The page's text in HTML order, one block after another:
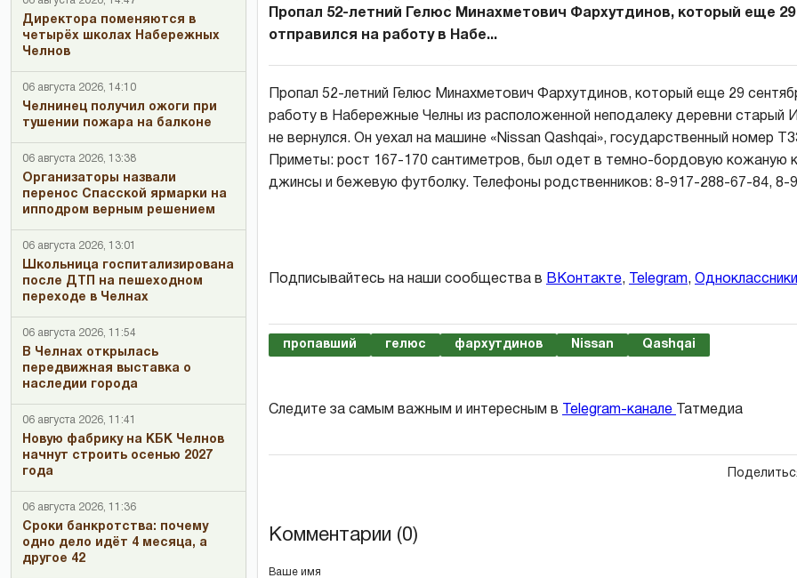
Директора поменяются в
четырёх школах Набережных
Челнов
06 августа 2026, 14:10
Челнинец получил ожоги при
тушении пожара на балконе
06 августа 2026, 13:38
Организаторы назвали
перенос Спасской ярмарки на
ипподром верным решением
06 августа 2026, 13:01
Школьница госпитализирована
после ДТП на пешеходном
переходе в Челнах
06 августа 2026, 11:54
В Челнах открылась
передвижная выставка о
наследии города
06 августа 2026, 11:41
Новую фабрику на КБК Челнов
начнут строить осенью 2027
года
06 августа 2026, 11:36
Сроки банкротства: почему
одно дело идёт 4 месяца, а
другое 42
Пропал 52-летний Гелюс Минахметович Фархутдинов, который еще
отправился на работу в Набе...
Пропал 52-летний Гелюс Минахметович Фархутдинов, который еще 29
работу в Набережные Челны из расположенной неподалеку деревни старый
не вернулся. Он уехал на машине «Nissan Qashqai», государственный номер
Приметы: рост 167-170 сантиметров, был одет в темно-бордовую кожаную
джинсы и бежевую футболку. Телефоны родственников: 8-917-288-67-84, 8-
Подписывайтесь на наши сообщества в ВКонтакте, Telegram, Одноклассники
пропавший гелюс фархутдинов Nissan Qashqai
Следите за самым важным и интересным в Telegram-канале Татмедиа
Комментарии (0)
Ваше имя